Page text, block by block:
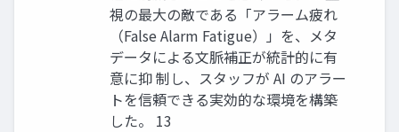
視の最大の敵である「アラーム疲れ
（False Alarm Fatigue）」を、メタ
データによる文脈補正が統計的に有
意に抑 制し、スタッフが AI のアラー
トを信頼できる実効的な環境を構築
した。 13